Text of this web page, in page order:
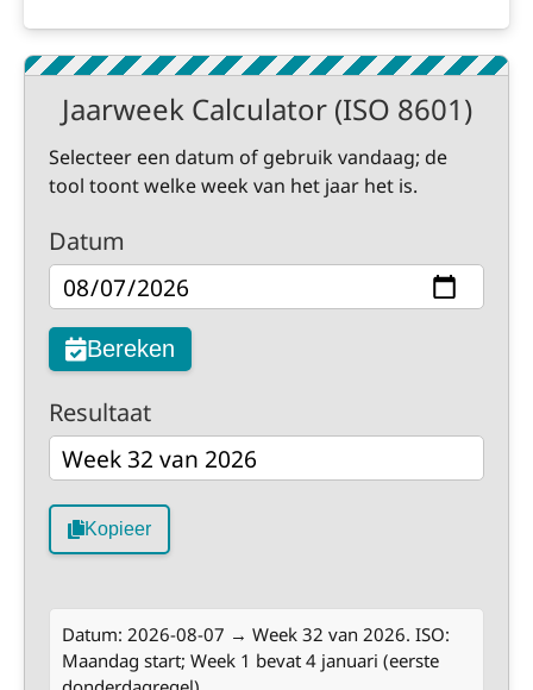
Jaarweek Calculator (ISO 8601)
Selecteer een datum of gebruik vandaag; de
tool toont welke week van het jaar het is.
Datum
Bereken
Resultaat
Kopieer
Datum: 2026-08-07 → Week 32 van 2026. ISO:
Maandag start; Week 1 bevat 4 januari (eerste